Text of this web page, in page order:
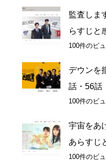
監査しま
らすじと
100件のビ
デウンを
話・56
100件のビ
宇宙を
あらすじ
100件のビ